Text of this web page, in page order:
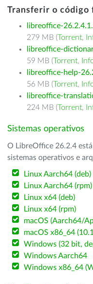
Transferir o código
libreoffice-
279 MB (Torrent,
libreoffice-
59 MB (Torrent,
libreoffice-help-
56 MB (Torrent,
libreoffice-
224 MB (Torrent,
Sistemas operativos
O LibreOffice 26.2.4
sistemas operativos e
Linux Aarch64 (deb)
Linux Aarch64 (rpm)
Linux x64 (deb)
Linux x64 (rpm)
macOS (Aarch64/
macOS x86_64
Windows (32 bit,
Windows Aarch64
Windows x86_64